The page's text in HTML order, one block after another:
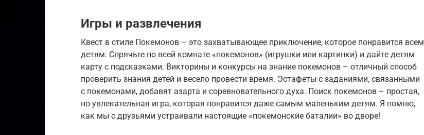
Игры и развлечения
Квест в стиле Покемонов – это захватывающее приключение, которое понравится всем
детям. Спрячьте по всей комнате «покемонов» (игрушки или картинки) и дайте детям
карту с подсказками. Викторины и конкурсы на знание покемонов – отличный способ
проверить знания детей и весело провести время. Эстафеты с заданиями, связанными
с покемонами, добавят азарта и соревновательного духа. Поиск покемонов – простая,
но увлекательная игра, которая понравится даже самым маленьким детям. Я помню,
как мы с друзьями устраивали настоящие «покемонские баталии» во дворе!